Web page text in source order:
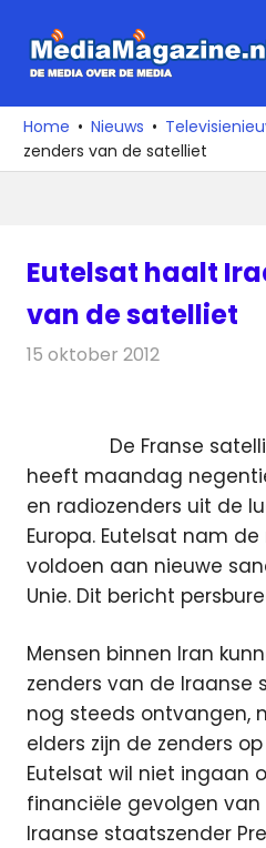
naar
media
over
de
Home Nieuws
zenders van de satelliet
Eutelsat haalt
van de satelliet
15 oktober 2012
De Franse
heeft maandag
en radiozenders uit de
Europa. Eutelsat nam
voldoen aan nieuwe
Unie. Dit bericht
Mensen binnen Iran
zenders van de Iraanse
nog steeds ontvangen,
elders zijn de zenders
Eutelsat wil niet ingaan
financiële gevolgen van
Iraanse staatszender